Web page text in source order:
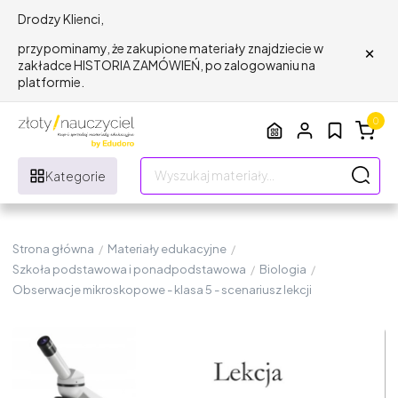
Drodzy Klienci,
przypominamy, że zakupione materiały znajdziecie w
zakładce HISTORIA ZAMÓWIEŃ, po zalogowaniu na
platformie.
×
Kategorie
0
Strona główna / Materiały edukacyjne /
Szkoła podstawowa i ponadpodstawowa / Biologia /
Obserwacje mikroskopowe - klasa 5 - scenariusz lekcji